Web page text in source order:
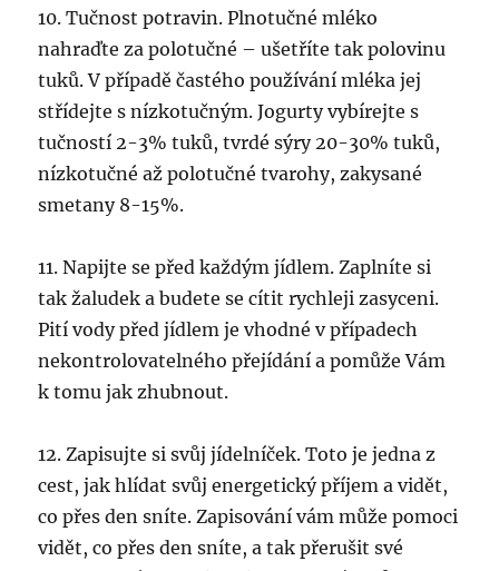
10. Tučnost potravin. Plnotučné mléko
nahraďte za polotučné – ušetříte tak polovinu
tuků. V případě častého používání mléka jej
střídejte s nízkotučným. Jogurty vybírejte s
tučností 2-3% tuků, tvrdé sýry 20-30% tuků,
nízkotučné až polotučné tvarohy, zakysané
smetany 8-15%.
11. Napijte se před každým jídlem. Zaplníte si
tak žaludek a budete se cítit rychleji zasyceni.
Pití vody před jídlem je vhodné v případech
nekontrolovatelného přejídání a pomůže Vám
k tomu jak zhubnout.
12. Zapisujte si svůj jídelníček. Toto je jedna z
cest, jak hlídat svůj energetický příjem a vidět,
co přes den sníte. Zapisování vám může pomoci
vidět, co přes den sníte, a tak přerušit své